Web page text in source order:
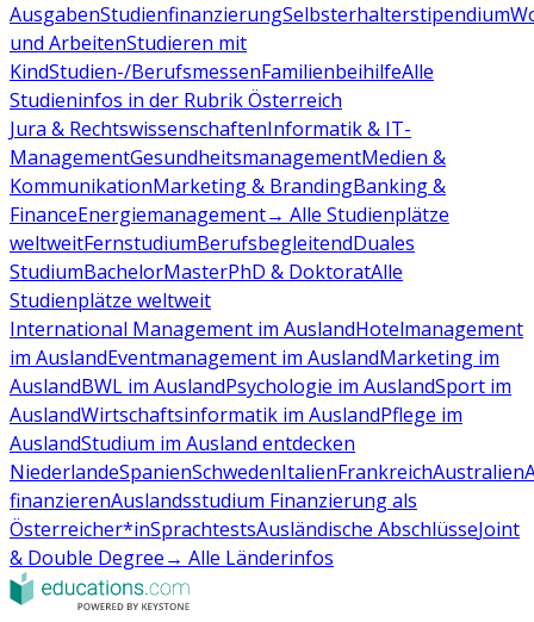
AusgabenStudienfinanzierungSelbsterhalterstipendium
und ArbeitenStudieren mit
KindStudien-/BerufsmessenFamilienbeihilfeAlle
Studieninfos in der Rubrik Österreich
Jura & RechtswissenschaftenInformatik & IT-
ManagementGesundheitsmanagementMedien &
KommunikationMarketing & BrandingBanking &
FinanceEnergiemanagement→ Alle Studienplätze
weltweitFernstudiumBerufsbegleitendDuales
StudiumBachelorMasterPhD & DoktoratAlle
Studienplätze weltweit
International Management im AuslandHotelmanagement
im AuslandEventmanagement im AuslandMarketing im
AuslandBWL im AuslandPsychologie im AuslandSport im
AuslandWirtschaftsinformatik im AuslandPflege im
AuslandStudium im Ausland entdecken
NiederlandeSpanienSchwedenItalienFrankreichAustralien
finanzierenAuslandsstudium Finanzierung als
Österreicher*inSprachtestsAusländische AbschlüsseJoint
& Double Degree→ Alle Länderinfos